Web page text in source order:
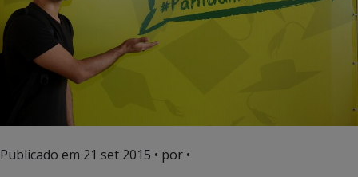
Publicado em 21 set 2015 • por •